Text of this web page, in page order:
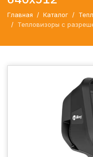
Главная Каталог
Тепловизоры с